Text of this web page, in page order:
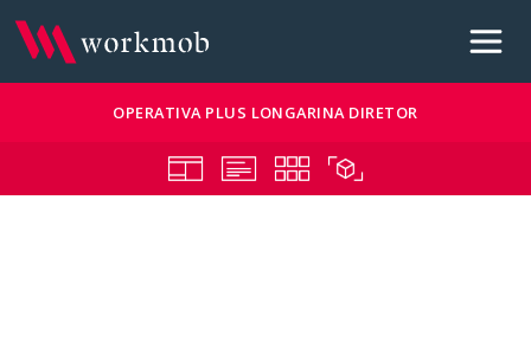
OPERATIVA PLUS LONGARINA DIRETOR